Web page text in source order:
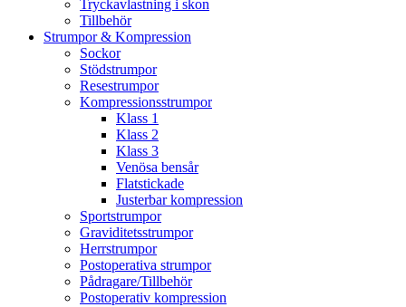
Tryckavlastning i skon
Tillbehör
Strumpor & Kompression
Sockor
Stödstrumpor
Resestrumpor
Kompressionsstrumpor
Klass 1
Klass 2
Klass 3
Venösa bensår
Flatstickade
Justerbar kompression
Sportstrumpor
Graviditetsstrumpor
Herrstrumpor
Postoperativa strumpor
Pådragare/Tillbehör
Postoperativ kompression